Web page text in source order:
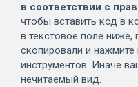
в соответствии с
чтобы вставить код в
в текстовое поле ниже,
скопировали и нажмите
инструментов. Иначе
нечитаемый вид.